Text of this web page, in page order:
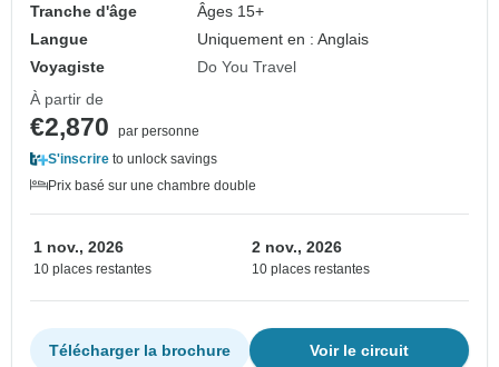
Tranche d'âge
Âges 15+
Langue
Uniquement en : Anglais
Voyagiste
Do You Travel
À partir de
€2,870
par personne
S'inscrire to unlock savings
Prix basé sur une chambre double
1 nov., 2026
10 places restantes
2 nov., 2026
10 places restantes
Voir le circuit
Télécharger la brochure